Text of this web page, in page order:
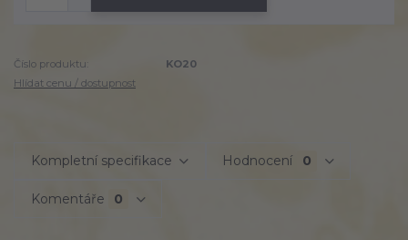
Číslo produktu:
KO20
Hlídat cenu / dostupnost
Kompletní specifikace Hodnocení 0
Komentáře 0